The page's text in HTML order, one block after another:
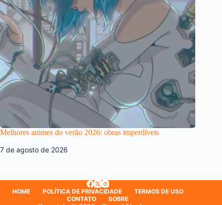
Melhores animes do verão 2026: obras imperdíveis
7 de agosto de 2026
HOME POLÍTICA DE PRIVACIDADE
TERMOS DE USO
CONTATO
SOBRE